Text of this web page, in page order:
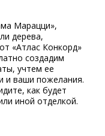
Марацци»,
дерева,
«Атлас Конкорд»
создадим
учтем ее
и ваши пожелания.
как будет
иной отделкой.